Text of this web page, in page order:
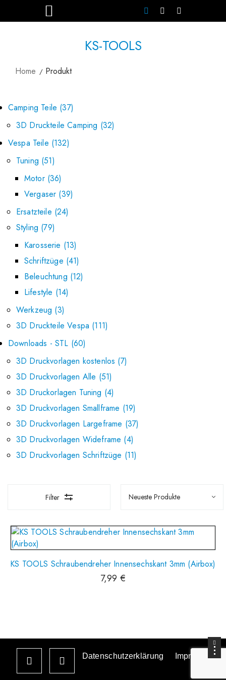
KS-TOOLS
Home Produkt
Camping Teile 37
3D Druckteile Camping 32
Vespa Teile 132
Tuning 51
Motor 36
Vergaser 39
Ersatzteile 24
Styling 79
Karosserie 13
Schriftzüge 41
Beleuchtung 12
Lifestyle 14
Werkzeug 3
3D Druckteile Vespa 111
Downloads - STL 60
3D Druckvorlagen kostenlos 7
3D Druckvorlagen Alle 51
3D Druckorlagen Tuning 4
3D Druckvorlagen Smallframe 19
3D Druckvorlagen Largeframe 37
3D Druckvorlagen Wideframe 4
3D Druckvorlagen Schriftzüge 11
Filter
KS TOOLS Schraubendreher Innensechskant 3mm (Airbox)
7,99 €
Datenschutzerklärung Impressum